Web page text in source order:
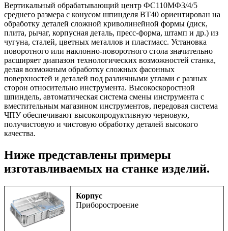
Вертикальный обрабатывающий центр ФС110МФ3/4/5
среднего размера с конусом шпинделя BT40 ориентирован на
обработку деталей сложной криволинейной формы (диск,
плита, рычаг, корпусная деталь, пресс-форма, штамп и др.) из
чугуна, сталей, цветных металлов и пластмасс. Установка
поворотного или наклонно-поворотного стола значительно
расширяет диапазон технологических возможностей станка,
делая возможным обработку сложных фасонных
поверхностей и деталей под различными углами с разных
сторон относительно инструмента. Высокоскоростной
шпиндель, автоматическая система смены инструмента с
вместительным магазином инструментов, передовая система
ЧПУ обеспечивают высокопродуктивную черновую,
получистовую и чистовую обработку деталей высокого
качества.
Ниже представлены примеры
изготавливаемых на станке изделий.
Корпус
Приборостроение